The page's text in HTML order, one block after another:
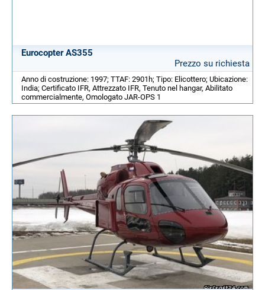
Eurocopter AS355
Prezzo su richiesta
Anno di costruzione: 1997; TTAF: 2901h; Tipo: Elicottero; Ubicazione:
India; Certificato IFR, Attrezzato IFR, Tenuto nel hangar, Abilitato
commercialmente, Omologato JAR-OPS 1